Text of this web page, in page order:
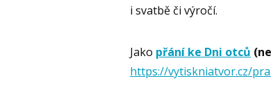
i svatbě či výročí.
Jako přání ke Dni otců
https://vytiskniatvor.cz/